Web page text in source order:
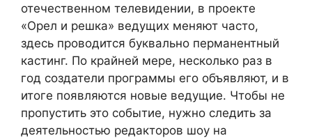
отечественном телевидении, в проекте
«Орел и решка» ведущих меняют часто,
здесь проводится буквально перманентный
кастинг. По крайней мере, несколько раз в
год создатели программы его объявляют, и в
итоге появляются новые ведущие. Чтобы не
пропустить это событие, нужно следить за
деятельностью редакторов шоу на